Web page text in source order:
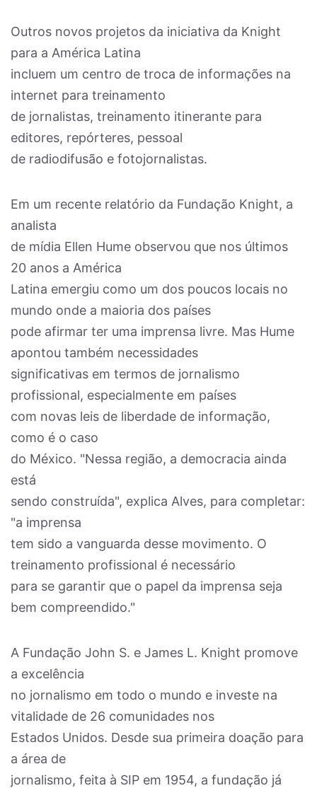
Outros novos projetos da iniciativa da Knight
para a América Latina
incluem um centro de troca de informações na
internet para treinamento
de jornalistas, treinamento itinerante para
editores, repórteres, pessoal
de radiodifusão e fotojornalistas.
Em um recente relatório da Fundação Knight, a
analista
de mídia Ellen Hume observou que nos últimos
20 anos a América
Latina emergiu como um dos poucos locais no
mundo onde a maioria dos países
pode afirmar ter uma imprensa livre. Mas Hume
apontou também necessidades
significativas em termos de jornalismo
profissional, especialmente em países
com novas leis de liberdade de informação,
como é o caso
do México. "Nessa região, a democracia ainda
está
sendo construída", explica Alves, para completar:
"a imprensa
tem sido a vanguarda desse movimento. O
treinamento profissional é necessário
para se garantir que o papel da imprensa seja
bem compreendido."
A Fundação John S. e James L. Knight promove
a excelência
no jornalismo em todo o mundo e investe na
vitalidade de 26 comunidades nos
Estados Unidos. Desde sua primeira doação para
a área de
jornalismo, feita à SIP em 1954, a fundação já